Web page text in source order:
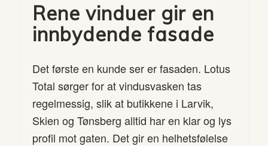
Rene vinduer gir en
innbydende fasade
Det første en kunde ser er fasaden. Lotus
Total sørger for at vindusvasken tas
regelmessig, slik at butikkene i Larvik,
Skien og Tønsberg alltid har en klar og lys
profil mot gaten. Det gir en helhetsfølelse